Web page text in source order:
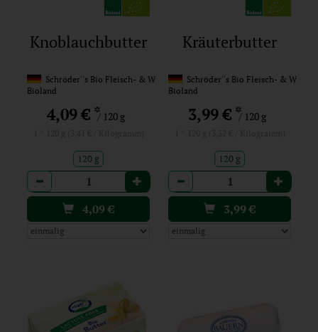
Knoblauchbutter
Schröder''s Bio Fleisch- & Wurst
Bioland
4,09 €*/ 120 g
120 g
Anzahl
4,09€
Kräuterbutter
Schröder''s Bio Fleisch- & Wurst
Bioland
3,99 €*/ 120 g
120 g
Anzahl
3,99€